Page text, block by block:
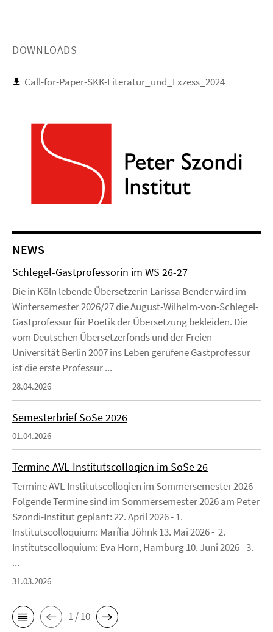
DOWNLOADS
Call-for-Paper-SKK-Literatur_und_Exzess_2024
NEWS
Schlegel-Gastprofessorin im WS 26-27
Die in Köln lebende Übersetzerin Larissa Bender wird im
Wintersemester 2026/27 die August-Wilhelm-von-Schlegel-
Gastprofessur für Poetik der Übersetzung bekleiden. Die
vom Deutschen Übersetzerfonds und der Freien
Universität Berlin 2007 ins Leben gerufene Gastprofessur
ist die erste Professur ...
28.04.2026
Semesterbrief SoSe 2026
01.04.2026
Termine AVL-Institutscolloqien im SoSe 26
Termine AVL-Institutscolloqien im Sommersemester 2026
Folgende Termine sind im Sommersemester 2026 am Peter
Szondi-Institut geplant: 22. April 2026 - 1.
Institutscolloquium: Marília Jöhnk 13. Mai 2026 - 2.
Institutscolloquium: Eva Horn, Hamburg 10. Juni 2026 - 3.
...
31.03.2026
1 / 10